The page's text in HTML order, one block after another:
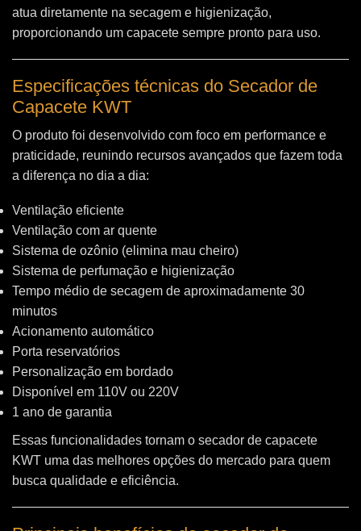
atua diretamente na secagem e higienização,
proporcionando um capacete sempre pronto para uso.
Especificações técnicas do Secador de
Capacete KWT
O produto foi desenvolvido com foco em performance e
praticidade, reunindo recursos avançados que fazem toda
a diferença no dia a dia:
Ventilação eficiente
Ventilação com ar quente
Sistema de ozônio (elimina mau cheiro)
Sistema de perfumação e higienização
Tempo médio de secagem de aproximadamente 30
minutos
Acionamento automático
Porta reservatórios
Personalização em bordado
Disponível em 110V ou 220V
1 ano de garantia
Essas funcionalidades tornam o secador de capacete
KWT uma das melhores opções do mercado para quem
busca qualidade e eficiência.